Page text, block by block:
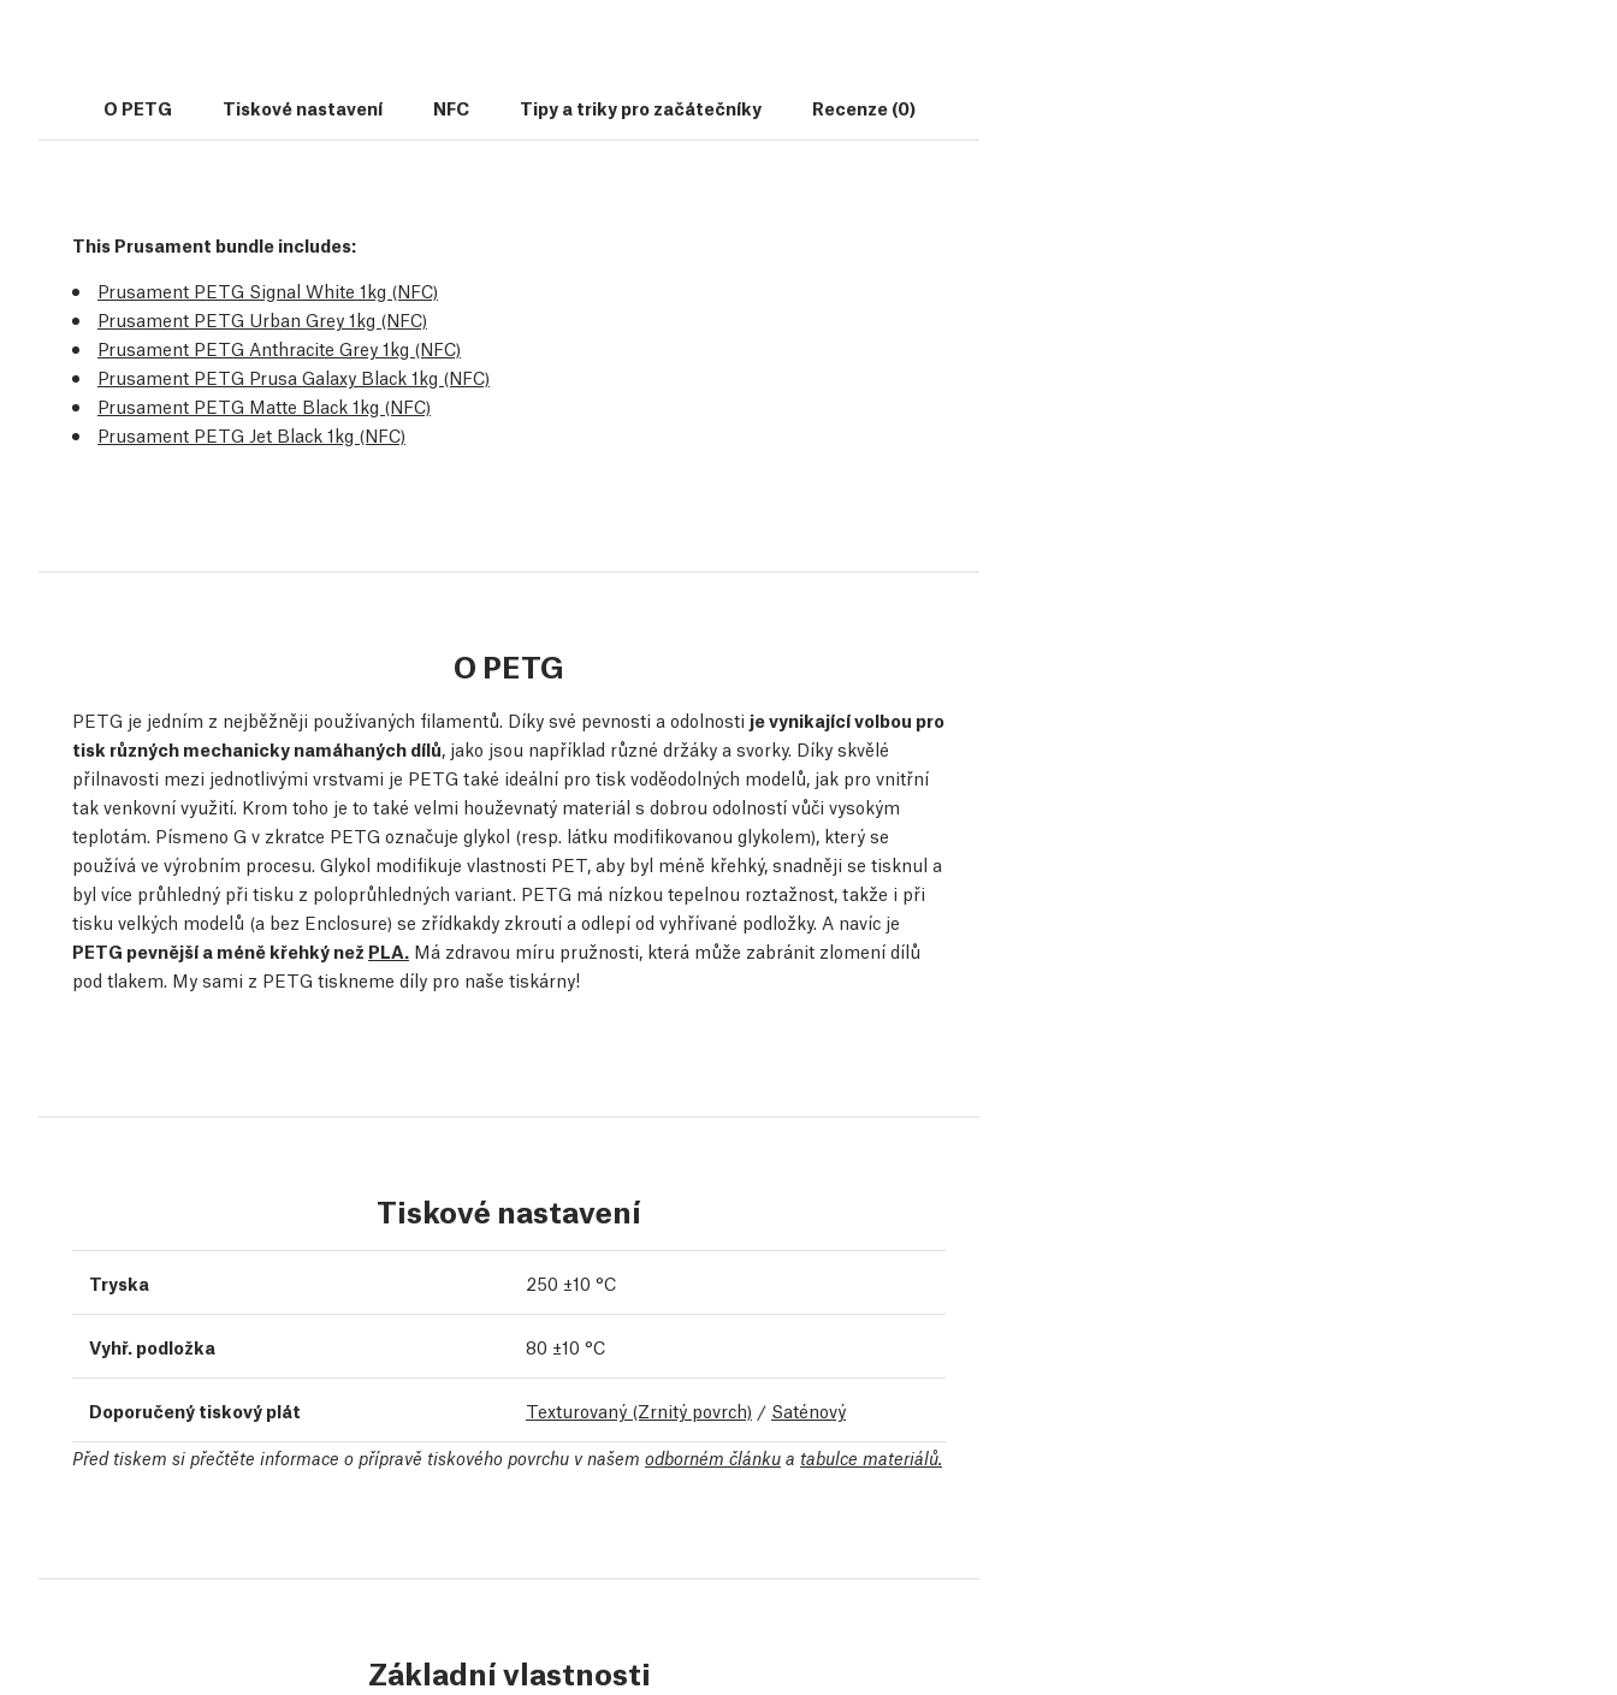
O PETG Tiskové nastavení NFC Tipy a triky pro začátečníky Recenze (0)
This Prusament bundle includes:
Prusament PETG Signal White 1kg (NFC)
Prusament PETG Urban Grey 1kg (NFC)
Prusament PETG Anthracite Grey 1kg (NFC)
Prusament PETG Prusa Galaxy Black 1kg (NFC)
Prusament PETG Matte Black 1kg (NFC)
Prusament PETG Jet Black 1kg (NFC)
O PETG
PETG je jedním z nejběžněji používaných filamentů. Díky své pevnosti a odolnosti je vynikající volbou pro
tisk různých mechanicky namáhaných dílů, jako jsou například různé držáky a svorky. Díky skvělé
přilnavosti mezi jednotlivými vrstvami je PETG také ideální pro tisk voděodolných modelů, jak pro vnitřní
tak venkovní využití. Krom toho je to také velmi houževnatý materiál s dobrou odolností vůči vysokým
teplotám. Písmeno G v zkratce PETG označuje glykol (resp. látku modifikovanou glykolem), který se
používá ve výrobním procesu. Glykol modifikuje vlastnosti PET, aby byl méně křehký, snadněji se tisknul a
byl více průhledný při tisku z poloprůhledných variant. PETG má nízkou tepelnou roztažnost, takže i při
tisku velkých modelů (a bez Enclosure) se zřídkakdy zkroutí a odlepí od vyhřívané podložky. A navíc je
PETG pevnější a méně křehký než PLA. Má zdravou míru pružnosti, která může zabránit zlomení dílů
pod tlakem. My sami z PETG tiskneme díly pro naše tiskárny!
Tiskové nastavení
Tryska 250 ±10 °C
Vyhř. podložka 80 ±10 °C
Doporučený tiskový plát Texturovaný (Zrnitý povrch) / Saténový
Před tiskem si přečtěte informace o přípravě tiskového povrchu v našem odborném článku a tabulce materiálů.
Základní vlastnosti